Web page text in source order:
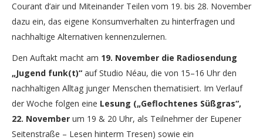
Courant d’air und Miteinander Teilen vom 19. bis 28. November
dazu ein, das eigene Konsumverhalten zu hinterfragen und
nachhaltige Alternativen kennenzulernen.
Den Auftakt macht am 19. November die Radiosendung
„Jugend funk(t)“ auf Studio Néau, die von 15–16 Uhr den
nachhaltigen Alltag junger Menschen thematisiert. Im Verlauf
der Woche folgen eine Lesung („Geflochtenes Süßgras“,
22. November um 19 & 20 Uhr, als Teilnehmer der Eupener
Seitenstraße – Lesen hinterm Tresen) sowie ein